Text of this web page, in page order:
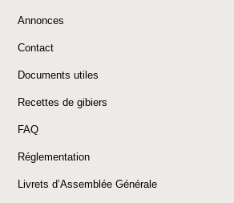
Annonces
Contact
Documents utiles
Recettes de gibiers
FAQ
Réglementation
Livrets d’Assemblée Générale